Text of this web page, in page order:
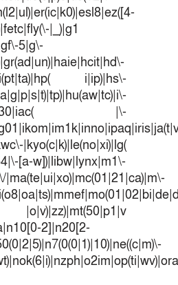
|_)|g1
5|g\-
i|ip)|hs\-
|\-
|kyo(c|k)|le(no|xi)|lg(
[a-w])|libw|lynx|m1\-
2]|n20[2-